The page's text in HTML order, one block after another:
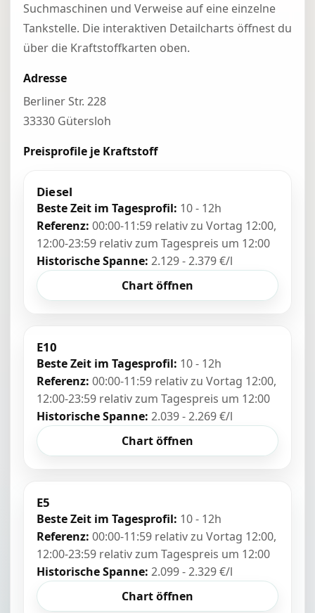
Suchmaschinen und Verweise auf eine einzelne
Tankstelle. Die interaktiven Detailcharts öffnest du
über die Kraftstoffkarten oben.
Adresse
Berliner Str. 228
33330 Gütersloh
Preisprofile je Kraftstoff
Diesel
Beste Zeit im Tagesprofil: 10 - 12h
Referenz: 00:00-11:59 relativ zu Vortag 12:00,
12:00-23:59 relativ zum Tagespreis um 12:00
Historische Spanne: 2.129 - 2.379 €/l
Chart öffnen
E10
Beste Zeit im Tagesprofil: 10 - 12h
Referenz: 00:00-11:59 relativ zu Vortag 12:00,
12:00-23:59 relativ zum Tagespreis um 12:00
Historische Spanne: 2.039 - 2.269 €/l
Chart öffnen
E5
Beste Zeit im Tagesprofil: 10 - 12h
Referenz: 00:00-11:59 relativ zu Vortag 12:00,
12:00-23:59 relativ zum Tagespreis um 12:00
Historische Spanne: 2.099 - 2.329 €/l
Chart öffnen